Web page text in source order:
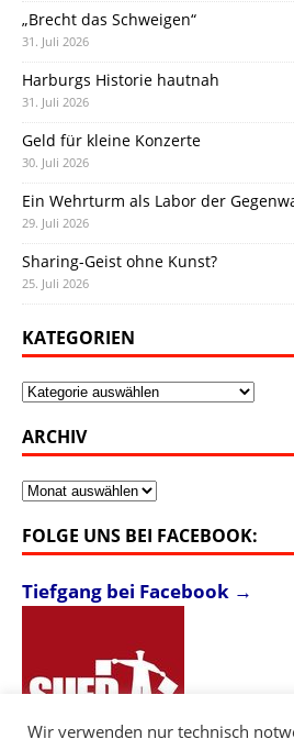
„Brecht das Schweigen“
31. Juli 2026
Harburgs Historie hautnah
31. Juli 2026
Geld für kleine Konzerte
30. Juli 2026
Ein Wehrturm als Labor der
29. Juli 2026
Sharing-Geist ohne Kunst?
25. Juli 2026
KATEGORIEN
Kategorien
ARCHIV
Archiv
FOLGE UNS BEI FACEBOOK:
Tiefgang bei Facebook →
Wir verwenden nur technisch